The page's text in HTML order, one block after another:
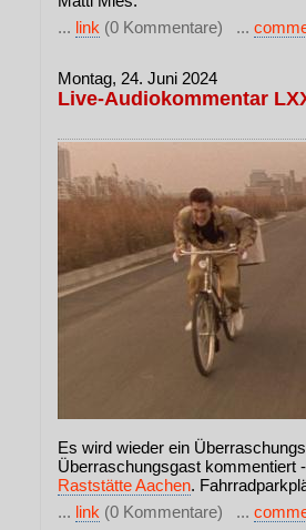
... link (0 Kommentare) ...
Montag, 24. Juni 2024
Live-Audiokommentar
Es wird wieder ein
Überraschungsgast kommentiert
Raststätte Aachen.
... link (0 Kommentare) ...